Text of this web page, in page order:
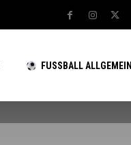
FUSSBALL ALLGEMEIN